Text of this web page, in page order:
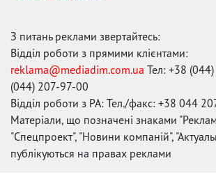
З питань реклами звертайтесь:
Відділ роботи з прямими клієнтами:
reklama@mediadim.com.ua Тел: +38
(044) 207-97-00
Відділ роботи з РА: Тел./факс: +38 044
Матеріали, що позначені знаками
"Спецпроект", "Новини компаній",
публікуються на правах реклами